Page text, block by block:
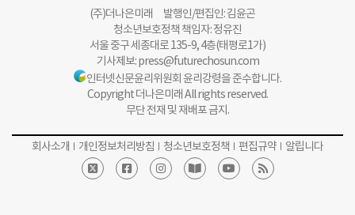
(주)더나은미래 발행인/편집인: 김윤곤
청소년보호정책 책임자: 정유진
서울 중구 세종대로 135-9, 4층(태평로1가)
기사제보:press@futurechosun.com
인터넷신문윤리위원회 윤리강령을 준수합니다.
Copyright 더나은미래 All rights reserved.
무단 전재 및 재배포 금지.
회사소개 개인정보처리방침 청소년보호정책 편집규약 알립니다